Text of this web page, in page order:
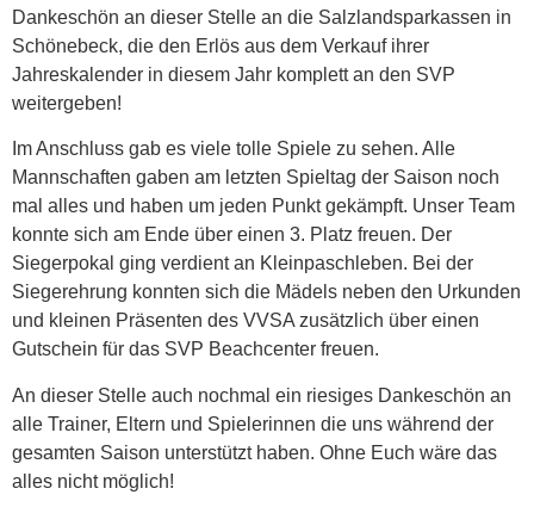
Dankeschön an dieser Stelle an die Salzlandsparkassen in
Schönebeck, die den Erlös aus dem Verkauf ihrer
Jahreskalender in diesem Jahr komplett an den SVP
weitergeben!
Im Anschluss gab es viele tolle Spiele zu sehen. Alle
Mannschaften gaben am letzten Spieltag der Saison noch
mal alles und haben um jeden Punkt gekämpft. Unser Team
konnte sich am Ende über einen 3. Platz freuen. Der
Siegerpokal ging verdient an Kleinpaschleben. Bei der
Siegerehrung konnten sich die Mädels neben den Urkunden
und kleinen Präsenten des VVSA zusätzlich über einen
Gutschein für das SVP Beachcenter freuen.
An dieser Stelle auch nochmal ein riesiges Dankeschön an
alle Trainer, Eltern und Spielerinnen die uns während der
gesamten Saison unterstützt haben. Ohne Euch wäre das
alles nicht möglich!